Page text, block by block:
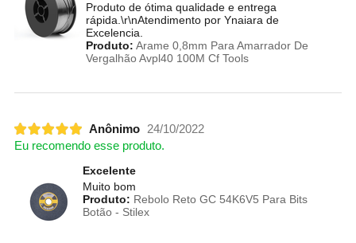
Produto de ótima qualidade e entrega
rápida.\r\nAtendimento por Ynaiara de
Excelencia.
Produto: Arame 0,8mm Para Amarrador De
Vergalhão Avpl40 100M Cf Tools
Anônimo
24/10/2022
Eu recomendo esse produto.
Excelente
Muito bom
Produto: Rebolo Reto GC 54K6V5 Para Bits
Botão - Stilex